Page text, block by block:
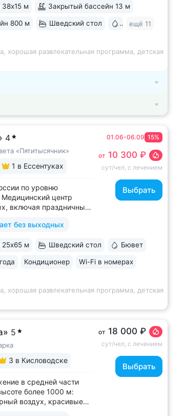
в уединенном...
м Закрытый бассейн 13 м
800 м Шведский стол Бювет
ещё 11
хорошая развлекательная программа, детская
4
«Пятитысячник»
1 в Ессентуках
по уровню
центр
включая праздничные
каскадом
зона. Рядом
без выходных
01.06-06.09 15%
от 10 300 ₽
сут/чел, с лечением
Выбрать
м Шведский стол Бювет
Кондиционер Wi-Fi в номерах
хорошая развлекательная программа, детская
5
3 в Кисловодске
в средней части
более 1000 м:
воздух, красивые
от 18 000 ₽
сут/чел, с лечением
Выбрать